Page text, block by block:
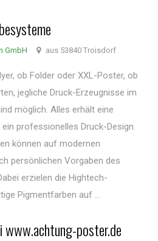
GmbH aus 53840 Troisdorf
ob Folder oder XXL-Poster, ob
jegliche Druck-Erzeugnisse im
möglich. Alles erhält eine
professionelles Druck-Design.
können auf modernen
persönlichen Vorgaben des
erzielen die Hightech-
Pigmentfarben auf ...
poster.de